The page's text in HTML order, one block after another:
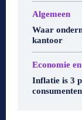
Algemeen
Waar
kantoor
Economie
Inflatie is 3
consumenten